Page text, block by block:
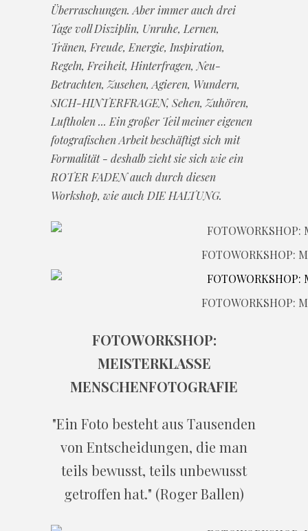
Überraschungen. Aber immer auch drei
Tage voll Disziplin, Unruhe, Lernen,
Tränen, Freude, Energie, Inspiration,
Regeln, Freiheit, Hinterfragen, Neu-
Betrachten, Zusehen, Agieren, Wundern,
SICH-HINTERFRAGEN, Sehen, Zuhören,
Luftholen ... Ein großer Teil meiner eigenen
fotografischen Arbeit beschäftigt sich mit
Formalität - deshalb zieht sie sich wie ein
ROTER FADEN auch durch diesen
Workshop, wie auch DIE HALTUNG.
FOTOWORKSHOP:
FOTOWORKSHOP:
FOTOWORKSHOP:
MEISTERKLASSE
MENSCHENFOTOGRAFIE
"Ein Foto besteht aus Tausenden
von Entscheidungen, die man
teils bewusst, teils unbewusst
getroffen hat." (Roger Ballen)